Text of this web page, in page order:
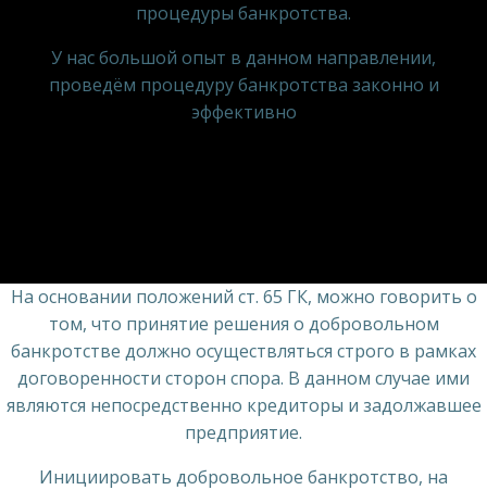
процедуры банкротства.
У нас большой опыт в данном направлении,
проведём процедуру банкротства законно и
эффективно
На основании положений ст. 65 ГК, можно говорить о
том, что принятие решения о добровольном
банкротстве должно осуществляться строго в рамках
договоренности сторон спора. В данном случае ими
являются непосредственно кредиторы и задолжавшее
предприятие.
Инициировать добровольное банкротство, на